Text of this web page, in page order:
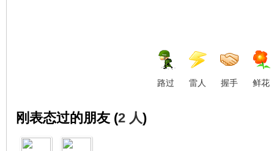
路过 雷人 握手 鲜花
刚表态过的朋友 (2 人)